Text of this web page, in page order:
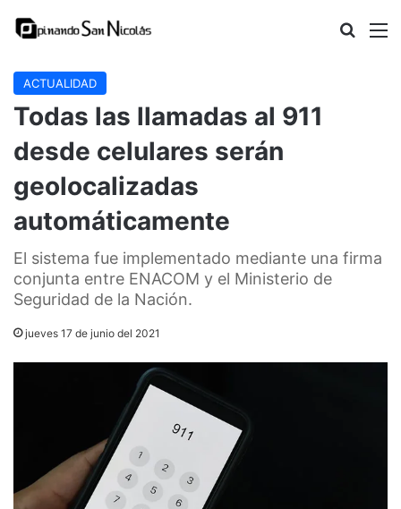
Buscar
ACTUALIDAD
Todas las llamadas al 911
desde celulares serán
geolocalizadas
automáticamente
El sistema fue implementado mediante una firma
conjunta entre ENACOM y el Ministerio de
Seguridad de la Nación.
jueves 17 de junio del 2021